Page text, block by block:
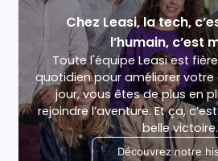
Chez Leasi, la tech,
l’humain, c’est
Toute l'équipe Leasi est
quotidien pour améliorer votre
jour, vous êtes de plus en
rejoindre l’aventure. Et ça,
belle victoire.
Découvrez notre